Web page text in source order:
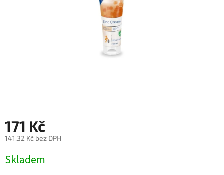
171 Kč
141,32 Kč bez DPH
cena:
Skladem